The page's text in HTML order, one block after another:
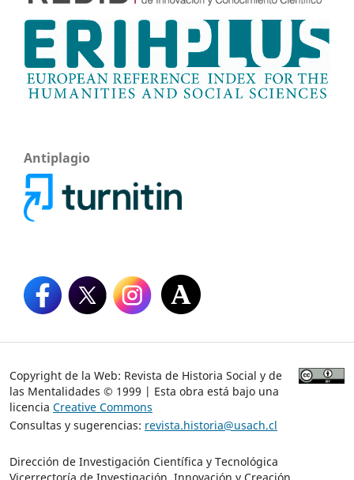
Antiplagio
Copyright de la Web: Revista de Historia Social y de
las Mentalidades © 1999 | Esta obra está bajo una
licencia Creative Commons
Consultas y sugerencias: revista.historia@usach.cl
Dirección de Investigación Científica y Tecnológica
Vicerrectoría de Investigación, Innovación y Creación